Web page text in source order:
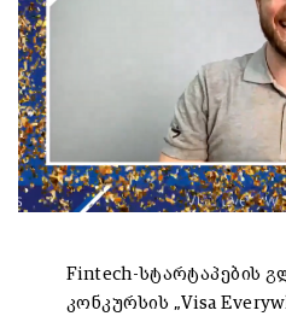
Fintech-სტარტაპების
კონკურსის „Visa